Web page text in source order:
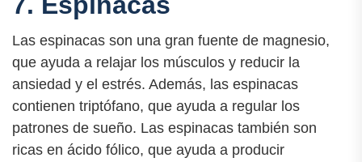
Las espinacas son una gran fuente de magnesio,
que ayuda a relajar los músculos y reducir la
ansiedad y el estrés. Además, las espinacas
contienen triptófano, que ayuda a regular los
patrones de sueño. Las espinacas también son
ricas en ácido fólico, que ayuda a producir